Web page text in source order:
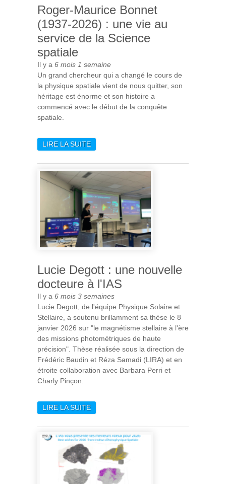
Roger-Maurice Bonnet
(1937-2026) : une vie au
service de la Science
spatiale
Il y a 6 mois 1 semaine
Un grand chercheur qui a changé le cours de
la physique spatiale vient de nous quitter, son
héritage est énorme et son histoire a
commencé avec le début de la conquête
spatiale.
LIRE LA SUITEDE ROGER-MAURICE
VIE AU SERVICE DE LA
SCIENCE SPATIALE
Lucie Degott : une nouvelle
docteure à l'IAS
Il y a 6 mois 3 semaines
Lucie Degott, de l'équipe Physique Solaire et
Stellaire, a soutenu brillamment sa thèse le 8
janvier 2026 sur "le magnétisme stellaire à l'ère
des missions photométriques de haute
précision". Thèse réalisée sous la direction de
Frédéric Baudin et Réza Samadi (LIRA) et en
étroite collaboration avec Barbara Perri et
Charly Pinçon.
LIRE LA SUITEDE LUCIE DEGOTT : UNE
L'IAS